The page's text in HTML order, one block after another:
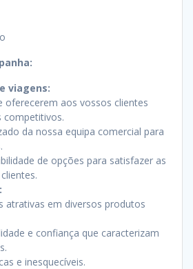
viagens:
oferecerem aos vossos clientes
competitivos.
da nossa equipa comercial para
de opções para satisfazer as
atrativas em diversos produtos
e confiança que caracterizam
e inesquecíveis.